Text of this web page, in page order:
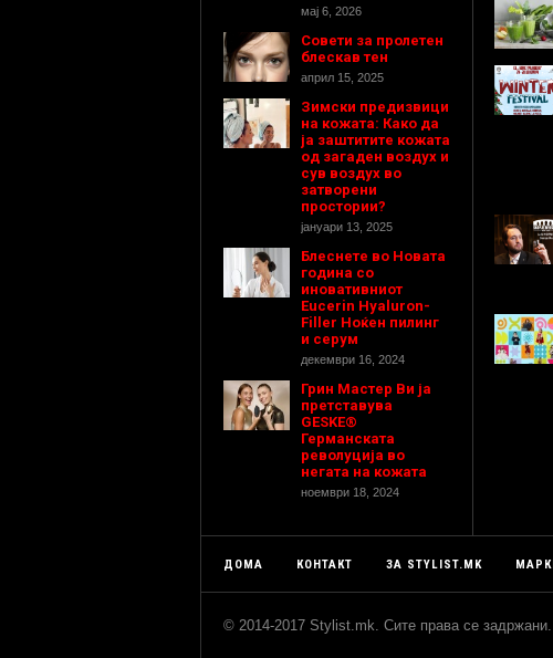
мај 6, 2026
Совети за пролетен
блескав тен
април 15, 2025
Зимски предизвици
на кожата: Како да
ја заштитите кожата
од загаден воздух и
сув воздух во
затворени
простории?
јануари 13, 2025
Блеснете во Новата
година со
иновативниот
Eucerin Hyaluron-
Filler Ноќен пилинг
и серум
декември 16, 2024
Грин Мастер Ви ја
претставува
GESKE®
Германската
револуција во
негата на кожата
ноември 18, 2024
ДОМА КОНТАКТ ЗА STYLIST.MK
© 2014-2017 Stylist.mk. Сите права се